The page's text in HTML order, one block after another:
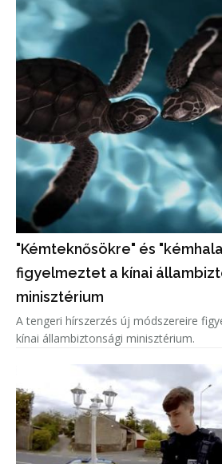
"Kémteknősökre" és
figyelmeztet a kínai
minisztérium
A tengeri hírszerzés új módszereire
kínai állambiztonsági minisztérium.